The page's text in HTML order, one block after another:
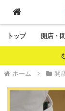
トップ 開店・
ホーム 開